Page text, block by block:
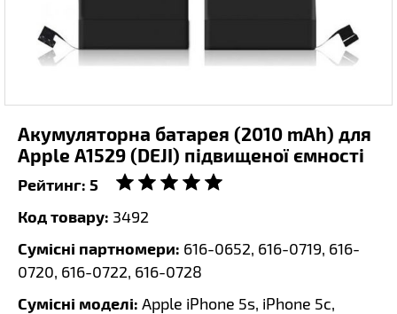
Акумуляторна батарея (2010 mAh) для
Apple A1529 (DEJI) підвищеної ємності
Рейтинг: 5
Код товару: 3492
Сумісні партномери: 616-0652, 616-0719, 616-
0720, 616-0722, 616-0728
Сумісні моделі: Apple iPhone 5s, iPhone 5c,